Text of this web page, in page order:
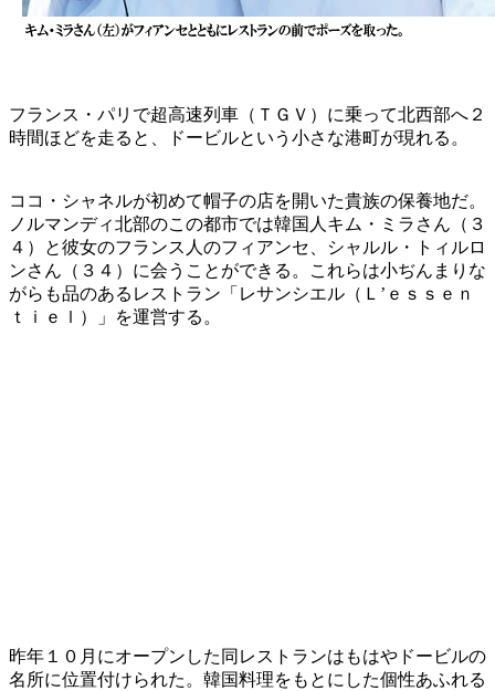
フランス・パリで超高速列車（ＴＧＶ）に乗って北西部へ２
時間ほどを走ると、ドービルという小さな港町が現れる。
ココ・シャネルが初めて帽子の店を開いた貴族の保養地だ。
ノルマンディ北部のこの都市では韓国人キム・ミラさん（３
４）と彼女のフランス人のフィアンセ、シャルル・トィルロ
ンさん（３４）に会うことができる。これらは小ぢんまりな
がらも品のあるレストラン「レサンシエル（Ｌ’ｅｓｓｅｎ
ｔｉｅｌ）」を運営する。
昨年１０月にオープンした同レストランはもはやドービルの
名所に位置付けられた。韓国料理をもとにした個性あふれる